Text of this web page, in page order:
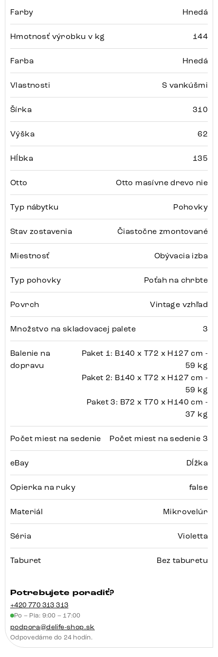
Farby Hnedá
Hmotnosť výrobku v kg 144
Farba Hnedá
Vlastnosti S vankúšmi
Šírka 310
Výška 62
Hĺbka 135
Otto Otto masívne drevo nie
Typ nábytku Pohovky
Stav zostavenia Čiastočne zmontované
Miestnosť Obývacia izba
Typ pohovky Poťah na chrbte
Povrch Vintage vzhľad
Množstvo na skladovacej palete 3
Balenie na
dopravu
Paket 1: B140 x T72 x H127 cm -
59 kg
Paket 2: B140 x T72 x H127 cm -
59 kg
Paket 3: B72 x T70 x H140 cm -
37 kg
Počet miest na sedenie Počet miest na sedenie 3
eBay Dĺžka
Opierka na ruky false
Materiál Mikrovelúr
Séria Violetta
Taburet Bez taburetu
Potrebujete poradiť?
+420 770 313 313
Po – Pia: 9:00 – 17:00
podpora@delife-shop.sk
Odpovedáme do 24 hodín.